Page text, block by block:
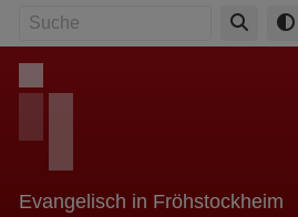
Direkt
Inhalt
Evangelisch in Fröhstockheim